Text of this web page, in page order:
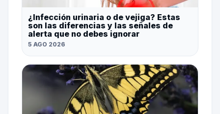
¿Infección urinaria o de vejiga? Estas
son las diferencias y las señales de
alerta que no debes ignorar
5 AGO 2026